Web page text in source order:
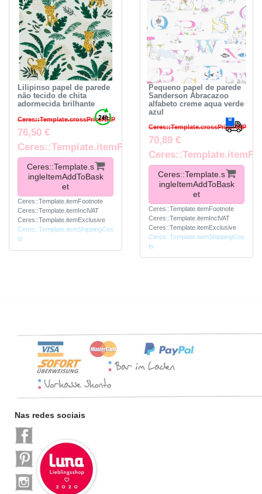
Lilipinso papel de parede
não tecido de chita
adormecida brilhante
Ceres::Template.crossPriceRRP
76,50 €
Ceres::Template.itemFootnote
Ceres::Template.s
ingleItemAddToBask
et
Ceres::Template.itemFootnote
Ceres::Template.itemInclVAT
Ceres::Template.itemExclusive
Ceres::Template.itemShippingCos
ts
Pequeno papel de parede
Sanderson Abracazoo
alfabeto creme aqua verde
azul
Ceres::Template.crossPriceRRP
70,89 €
Ceres::Template.s
ingleItemAddToBask
et
Ceres::Template.itemFootnote
Ceres::Template.itemInclVAT
Ceres::Template.itemExclusive
Ceres::Template.itemShippingCos
ts
Nas redes sociais